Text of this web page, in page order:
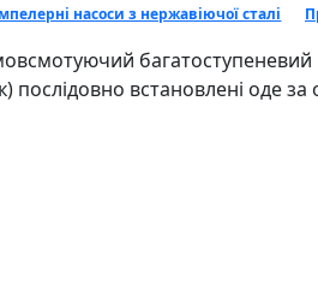
насоси з нержавіючої сталі
послідовно встановлені оде